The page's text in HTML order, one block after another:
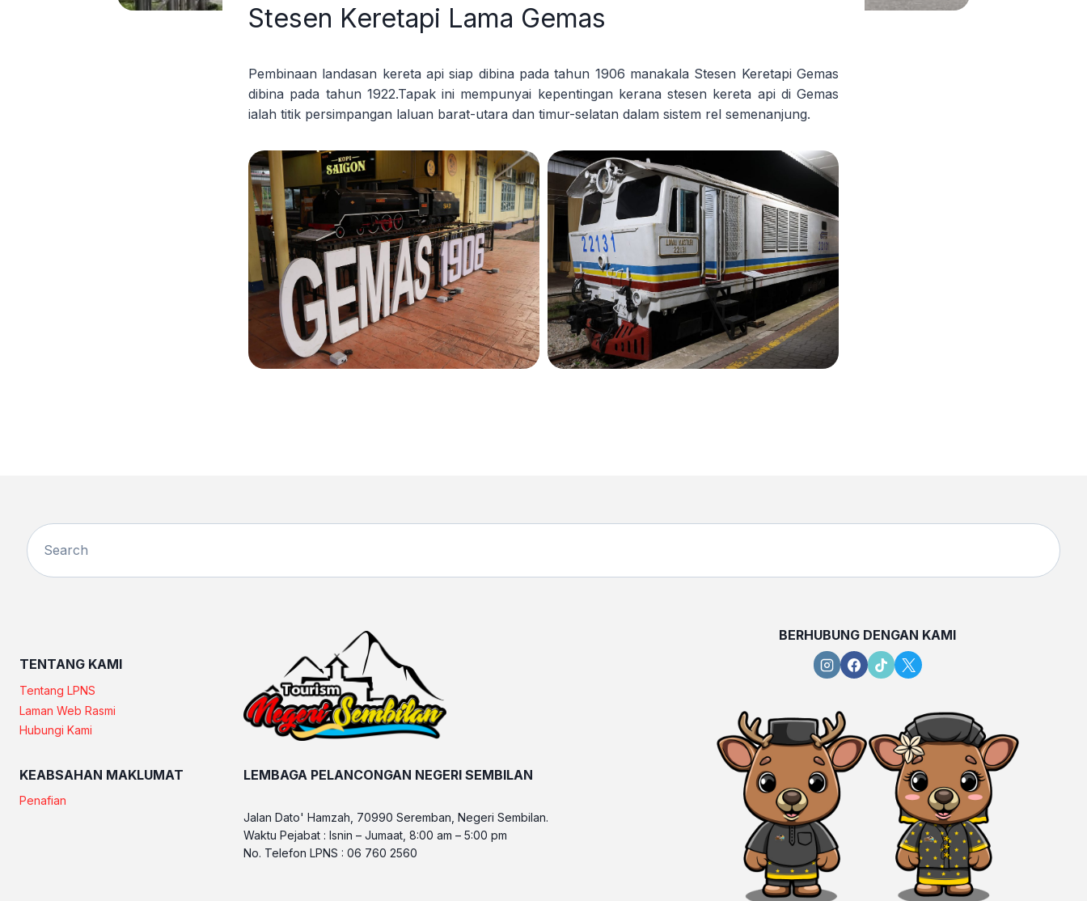
Stesen Keretapi Lama Gemas
Pembinaan landasan kereta api siap dibina pada tahun 1906 manakala Stesen Keretapi Gemas
dibina pada tahun 1922.Tapak ini mempunyai kepentingan kerana stesen kereta api di Gemas
ialah titik persimpangan laluan barat-utara dan timur-selatan dalam sistem rel semenanjung.
TENTANG KAMI
Tentang LPNS
Laman Web Rasmi
Hubungi Kami
KEABSAHAN MAKLUMAT
Penafian
LEMBAGA PELANCONGAN NEGERI SEMBILAN
Jalan Dato' Hamzah, 70990 Seremban, Negeri Sembilan.
Waktu Pejabat : Isnin – Jumaat, 8:00 am – 5:00 pm
No. Telefon LPNS : 06 760 2560
BERHUBUNG DENGAN KAMI